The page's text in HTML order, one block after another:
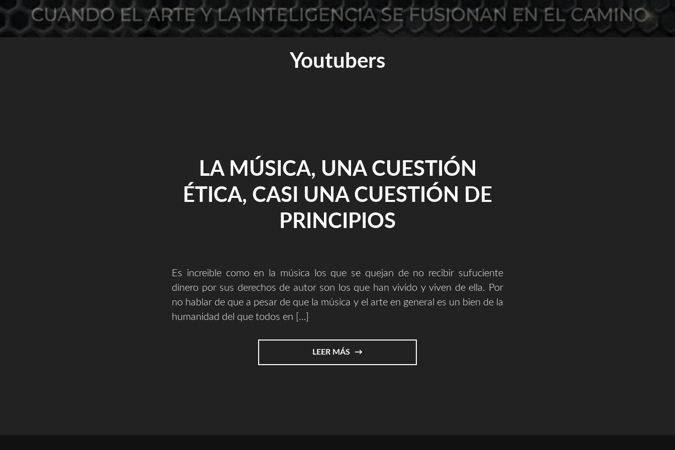
Youtubers
LA MÚSICA, UNA CUESTIÓN
ÉTICA, CASI UNA CUESTIÓN DE
PRINCIPIOS
Es increible como en la música los que se quejan de no recibir sufuciente
dinero por sus derechos de autor son los que han vivido y viven de ella. Por
no hablar de que a pesar de que la música y el arte en general es un bien de la
humanidad del que todos en […]
LEER MÁS "LA
MÚSICA,